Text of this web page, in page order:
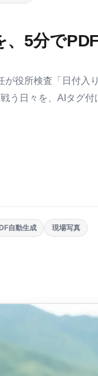
、5分で
が役所検査「日付入
う日々を、AIタグ
自動生成 現場写真